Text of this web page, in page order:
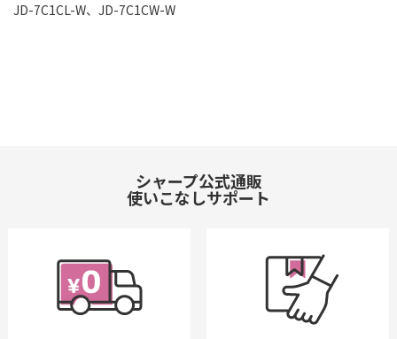
JD-7C1CL-W、JD-7C1CW-W
シャープ公式通販
使いこなしサポート